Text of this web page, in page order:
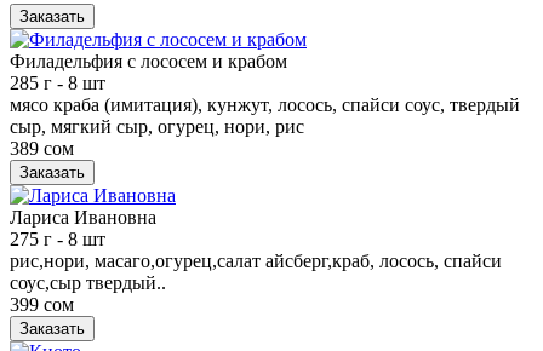
Заказать
Филадельфия с лососем и крабом
285 г - 8 шт
мясо краба (имитация), кунжут, лосось, спайси соус, твердый
сыр, мягкий сыр, огурец, нори, рис
389 сом
Заказать
Лариса Ивановна
275 г - 8 шт
рис,нори, масаго,огурец,салат айсберг,краб, лосось, спайси
соус,сыр твердый..
399 сом
Заказать